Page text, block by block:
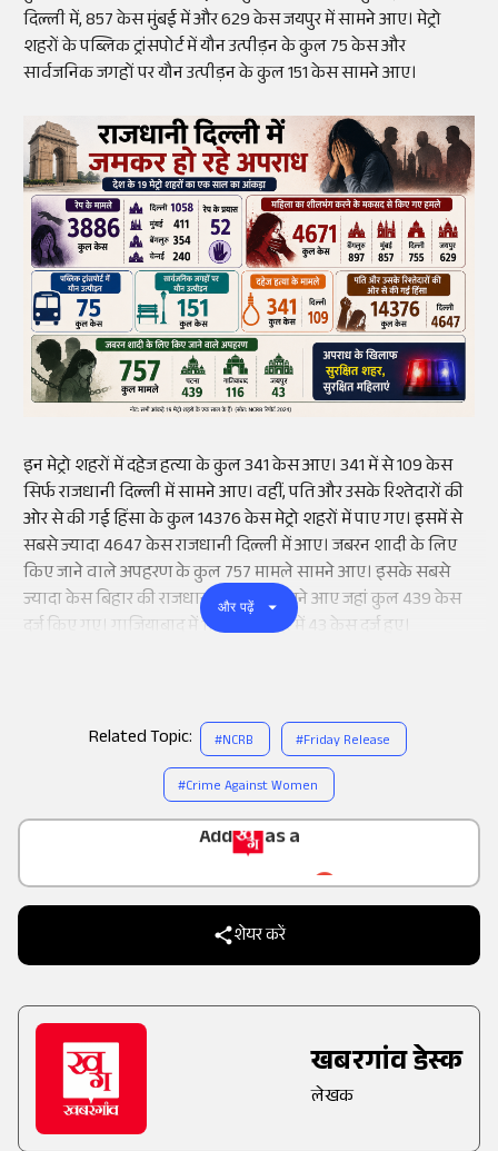
Add
as a
Trusted Source on
शेयर करें
खबरगांव डेस्क
लेखक
दिल्ली में, 857 केस मुंबई में और 629 केस जयपुर में सामने आए। मेट्रो
शहरों के पब्लिक ट्रांसपोर्ट में यौन उत्पीड़न के कुल 75 केस और
सार्वजनिक जगहों पर यौन उत्पीड़न के कुल 151 केस सामने आए।
इन मेट्रो शहरों में दहेज हत्या के कुल 341 केस आए। 341 में से 109 केस
सिर्फ राजधानी दिल्ली में सामने आए। वहीं, पति और उसके रिश्तेदारों की
ओर से की गई हिंसा के कुल 14376 केस मेट्रो शहरों में पाए गए। इसमें से
सबसे ज्यादा 4647 केस राजधानी दिल्ली में आए। जबरन शादी के लिए
किए जाने वाले अपहरण के कुल 757 मामले सामने आए। इसके सबसे
ज्यादा केस बिहार की राजधानी पटना में सामने आए जहां कुल 439 केस
दर्ज किए गए। गाजियाबाद में 116 और जयपुर में 43 केस दर्ज हुए।
और पढ़ें
Related Topic: #NCRB #Friday Release
#Crime Against Women